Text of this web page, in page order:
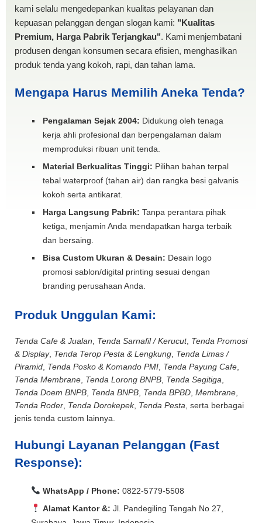
kami selalu mengedepankan kualitas pelayanan dan
kepuasan pelanggan dengan slogan kami: "Kualitas
Premium, Harga Pabrik Terjangkau". Kami menjembatani
produsen dengan konsumen secara efisien, menghasilkan
produk tenda yang kokoh, rapi, dan tahan lama.
Mengapa Harus Memilih Aneka Tenda?
Pengalaman Sejak 2004: Didukung oleh tenaga
kerja ahli profesional dan berpengalaman dalam
memproduksi ribuan unit tenda.
Material Berkualitas Tinggi: Pilihan bahan terpal
tebal waterproof (tahan air) dan rangka besi galvanis
kokoh serta antikarat.
Harga Langsung Pabrik: Tanpa perantara pihak
ketiga, menjamin Anda mendapatkan harga terbaik
dan bersaing.
Bisa Custom Ukuran & Desain: Desain logo
promosi sablon/digital printing sesuai dengan
branding perusahaan Anda.
Produk Unggulan Kami:
Tenda Cafe & Jualan Tenda Sarnafil / Kerucut, Tenda Promosi
& Display, Tenda Terop Pesta & Lengkung Tenda Limas /
Piramid Tenda Posko & Komando PMI Tenda Payung Cafe
Tenda Membrane Tenda Lorong BNPB Tenda Segitiga
Tenda Doem BNPB Tenda BNPB Tenda BPBD Membrane
Tenda Roder Tenda Dorokepek, Tenda Pesta , serta berbagai
jenis tenda custom lainnya.
Hubungi Layanan Pelanggan (Fast
Response):
WhatsApp / Phone: 0822-5779-5508
Alamat Kantor &: Jl. Pandegiling Tengah No 27,